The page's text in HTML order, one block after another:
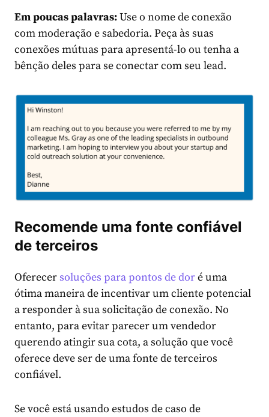
Em poucas palavras:Use o nome de conexão
com moderação e sabedoria. Peça às suas
conexões mútuas para apresentá-lo ou tenha a
bênção deles para se conectar com seu lead.
Recomende uma fonte confiável
de terceiros
Oferecer soluções para pontos de doré uma
ótima maneira de incentivar um cliente potencial
a responder à sua solicitação de conexão. No
entanto, para evitar parecer um vendedor
querendo atingir sua cota, a solução que você
oferece deve ser de uma fonte de terceiros
confiável.
Se você está usando estudos de caso de